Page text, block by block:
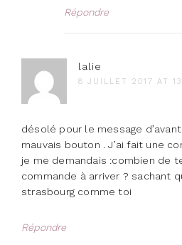
Répondre
lalie
8 JUILLET 2017 AT
désolé pour le message
mauvais bouton . J’ai fait une
je me demandais :combien de
commande à arriver ? sachant
strasbourg comme toi
Répondre